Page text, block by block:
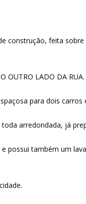
construção, feita
OUTRO LADO DA RUA.
para dois carros
arredondada, já
possui também um